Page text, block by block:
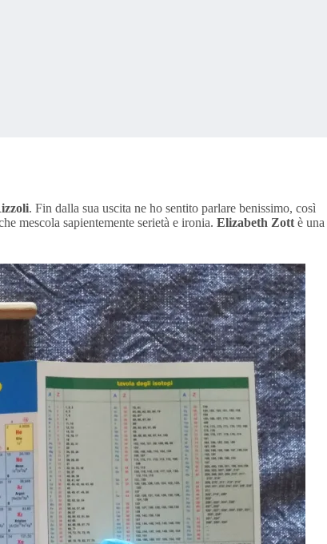
. Fin dalla sua uscita ne ho sentito parlare benissimo, così
mescola sapientemente serietà e ironia. Elizabeth Zott è una